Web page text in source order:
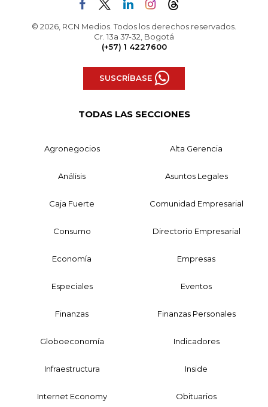
© 2026, RCN Medios. Todos los derechos reservados.
Cr. 13a 37-32, Bogotá
(+57) 1 4227600
SUSCRÍBASE
TODAS LAS SECCIONES
Agronegocios Alta Gerencia
Análisis Asuntos Legales
Caja Fuerte Comunidad Empresarial
Consumo Directorio Empresarial
Economía Empresas
Especiales Eventos
Finanzas Finanzas Personales
Globoeconomía Indicadores
Infraestructura Inside
Internet Economy Obituarios